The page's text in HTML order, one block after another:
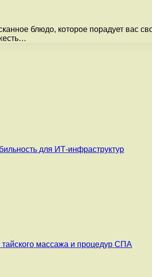
блюдо, которое порадует вас
для ИТ-инфраструктур
тайского массажа и процедур СПА